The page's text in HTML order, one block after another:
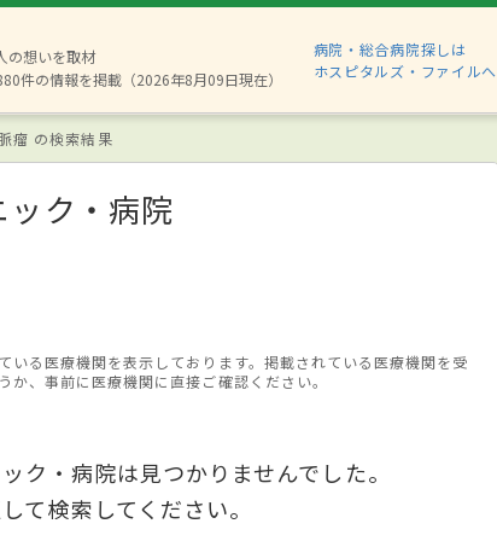
の想いを取材
件の情報を掲載（2026年8月09日現在）
病院・総合病院探しは
ホスピタルズ・ファイルへ
瘤 の検索結果
ク・病院
る医療機関を表示しております。掲載されている医療機関を受
、事前に医療機関に直接ご確認ください。
ク・病院は見つかりませんでした。
て検索してください。